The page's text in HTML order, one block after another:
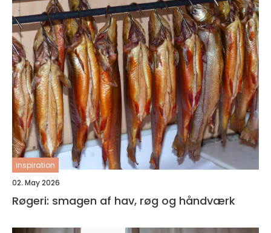
inspiration
02. May 2026
Røgeri: smagen af hav, røg og håndværk